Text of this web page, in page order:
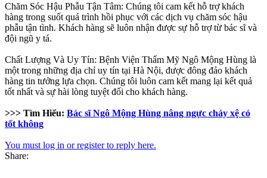
Chăm Sóc Hậu Phẫu Tận Tâm: Chúng tôi cam kết hỗ trợ khách
hàng trong suốt quá trình hồi phục với các dịch vụ chăm sóc hậu
phẫu tận tình. Khách hàng sẽ luôn nhận được sự hỗ trợ từ bác sĩ và
đội ngũ y tá.
Chất Lượng Và Uy Tín: Bệnh Viện Thẩm Mỹ Ngô Mộng Hùng là
một trong những địa chỉ uy tín tại Hà Nội, được đông đảo khách
hàng tin tưởng lựa chọn. Chúng tôi luôn cam kết mang lại kết quả
tốt nhất và sự hài lòng tuyệt đối cho khách hàng.
>>> Tìm Hiểu: Bác sĩ Ngô Mộng Hùng nâng ngực chảy xệ có
tốt không
You must log in or register to reply here.
Share: